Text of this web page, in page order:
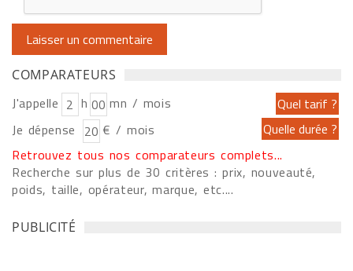
COMPARATEURS
J'appelle h
mn / mois
Je dépense
€ / mois
Retrouvez tous nos comparateurs complets...
Recherche sur plus de 30 critères : prix, nouveauté,
poids, taille, opérateur, marque, etc....
PUBLICITÉ